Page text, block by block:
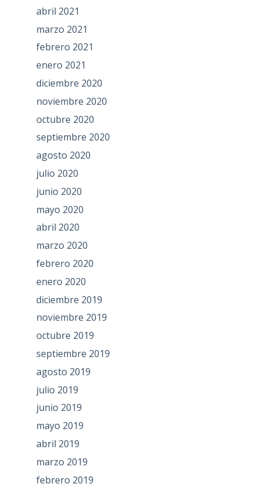
abril 2021
marzo 2021
febrero 2021
enero 2021
diciembre 2020
noviembre 2020
octubre 2020
septiembre 2020
agosto 2020
julio 2020
junio 2020
mayo 2020
abril 2020
marzo 2020
febrero 2020
enero 2020
diciembre 2019
noviembre 2019
octubre 2019
septiembre 2019
agosto 2019
julio 2019
junio 2019
mayo 2019
abril 2019
marzo 2019
febrero 2019